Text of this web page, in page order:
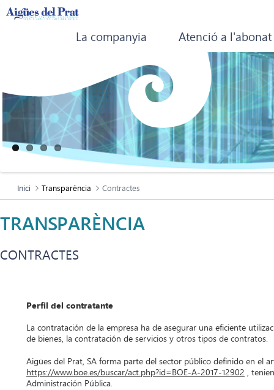
La companyia Atenció a l'abonat
Inici Transparència Contractes
TRANSPARÈNCIA
CONTRACTES
Perfil del contratante
La contratación de la empresa ha de asegurar una eficiente
de bienes, la contratación de servicios y otros tipos de contratos.
Aigües del Prat, SA forma parte del sector público definido en el
https://www.boe.es/buscar/act.php?id=BOE-A-2017-12902 ,
Administración Pública.